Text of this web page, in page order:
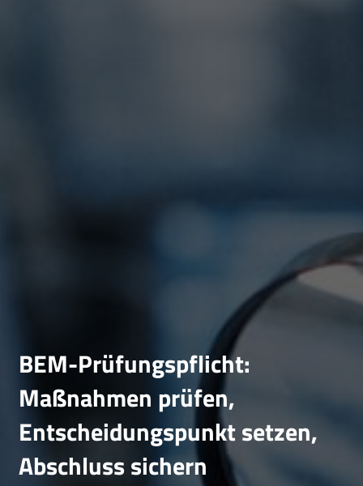
BEM-Prüfungspflicht:
Maßnahmen prüfen,
Entscheidungspunkt setzen,
Abschluss sichern